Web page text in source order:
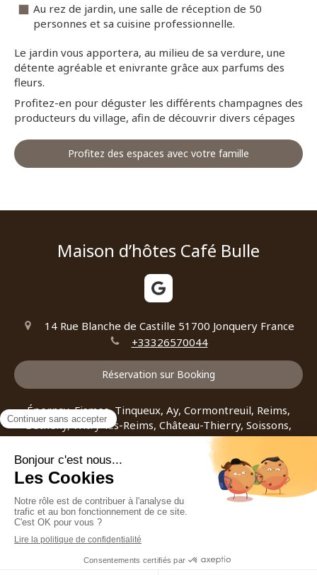
Au rez de jardin, une salle de réception de 50
personnes et sa cuisine professionnelle.
Le jardin vous apportera, au milieu de sa verdure, une
détente agréable et enivrante grâce aux parfums des
fleurs.
Profitez-en pour déguster les différents champagnes des
producteurs du village, afin de découvrir divers cépages
Profitez des espaces avec votre famille
Maison d’hôtes Café Bulle
14 Rue Blanche de Castille 51700 Jonquery France
+33326570044
Réservation sur Booking
Épernay, Fismes, Tinqueux, Ay, Cormontreuil, Reims,
Bétheny, Witry-lès-Reims, Château-Thierry, Soissons,
Mourmelon-le-Grand, Fagnières
Mentions légales
CGV
©2023 S.A.S. CAFE BULLE - location de chambres d'hôtes